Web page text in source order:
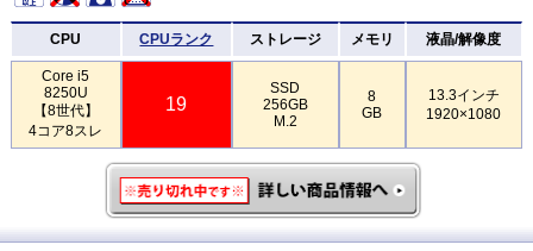
CPU CPUランク ストレージ メモリ 液晶/解像度
Core i5
8250U
【8世代】
4コア8スレ
19
SSD
256GB
M.2
8
GB
13.3インチ
1920×1080